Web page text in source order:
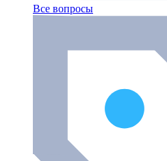
Все вопросы